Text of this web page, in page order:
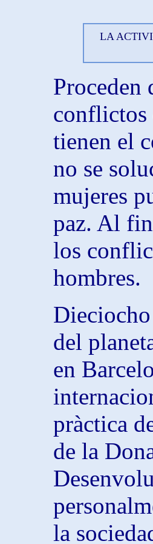
LA
Proceden
conflictos
tienen el
no se
mujeres
paz. Al
los
hombres.
del
en
pràctica
de la
la